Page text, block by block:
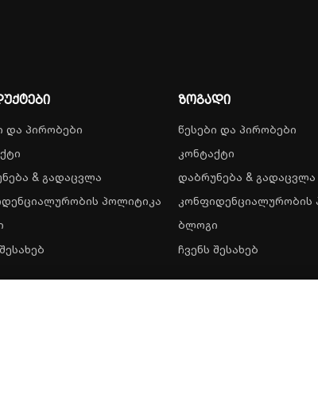
და პირობები
& გადაცვლა
პოლიტიკა
ზოგადი
წესები და პირობები
კონტაქტი
დაბრუნება & გადაცვლა
კონფიდენციალურობის
ბლოგი
ჩვენს შესახებ